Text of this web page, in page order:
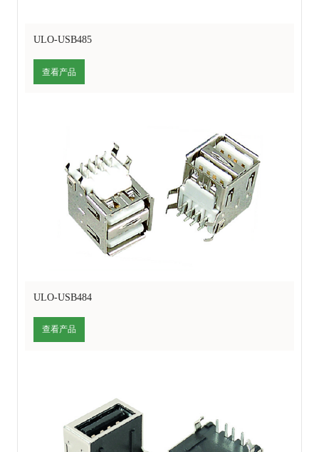
ULO-USB485
查看产品
ULO-USB484
查看产品